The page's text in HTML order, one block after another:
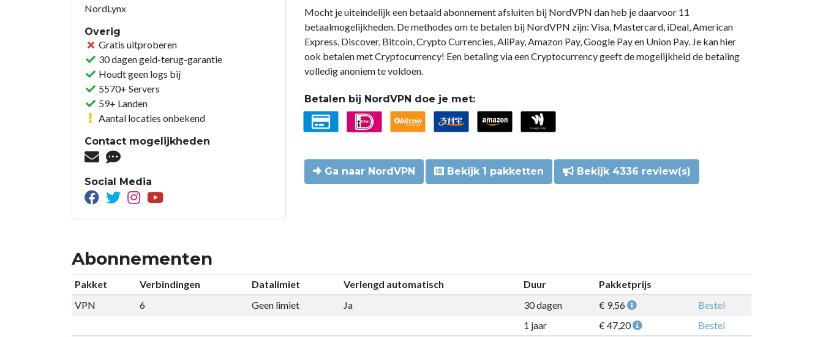
NordLynx
Overig
Gratis uitproberen
30 dagen geld-terug-garantie
Houdt geen logs bij
5570+ Servers
59+ Landen
Aantal locaties onbekend
Contact mogelijkheden
Social Media
Mocht je uiteindelijk een betaald abonnement afsluiten bij NordVPN dan heb je daarvoor 11
betaalmogelijkheden. De methodes om te betalen bij NordVPN zijn: Visa, Mastercard, iDeal, American
Express, Discover, Bitcoin, Crypto Currencies, AliPay, Amazon Pay, Google Pay en Union Pay. Je kan hier
ook betalen met Cryptocurrency! Een betaling via een Cryptocurrency geeft de mogelijkheid de betaling
volledig anoniem te voldoen.
Betalen bij NordVPN doe je met:
Ga naar NordVPN Bekijk 1 pakketten Bekijk 4336 review(s)
Abonnementen
Pakket Verbindingen Datalimiet Verlengd automatisch Duur
Pakketprijs
VPN
6 Geen limiet Ja 30 dagen € 9,56
Bestel
1 jaar
€ 47,20
Bestel